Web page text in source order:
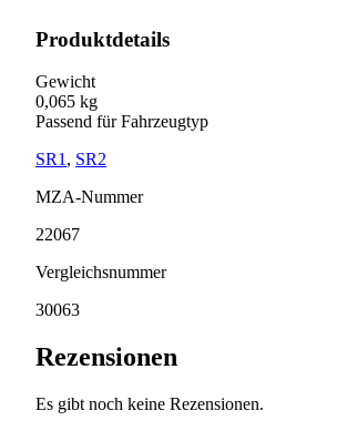
Produktdetails
Gewicht
0,065 kg
Passend für Fahrzeugtyp
SR1, SR2
MZA-Nummer
22067
Vergleichsnummer
30063
Rezensionen
Es gibt noch keine Rezensionen.